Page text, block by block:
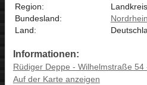
Region:
Bundesland:
Land:
Informationen:
Rüdiger Deppe - Wilhelmstraße 54
Auf der Karte anzeigen